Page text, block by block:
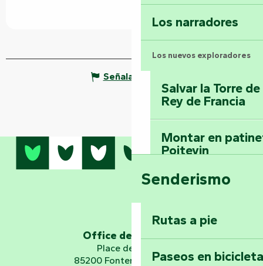
Los narradores
Los nuevos exploradores
Salvar la Torre
Rey de Francia
Montar en
Poitevin
Domine los
Vouvant
Embárquese en
Planetario
Senderismo
Rutas a pie
Paseos en
Señalar un error
Office de tourisme
Place de Verdun
85200 Fontenay-le-Comte